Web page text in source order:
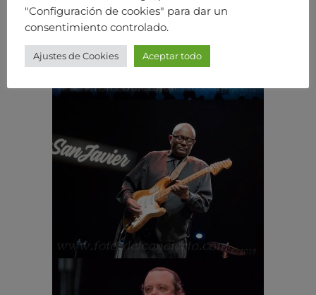
"Configuración de cookies" para dar un
consentimiento controlado.
Ajustes de Cookies Aceptar todo